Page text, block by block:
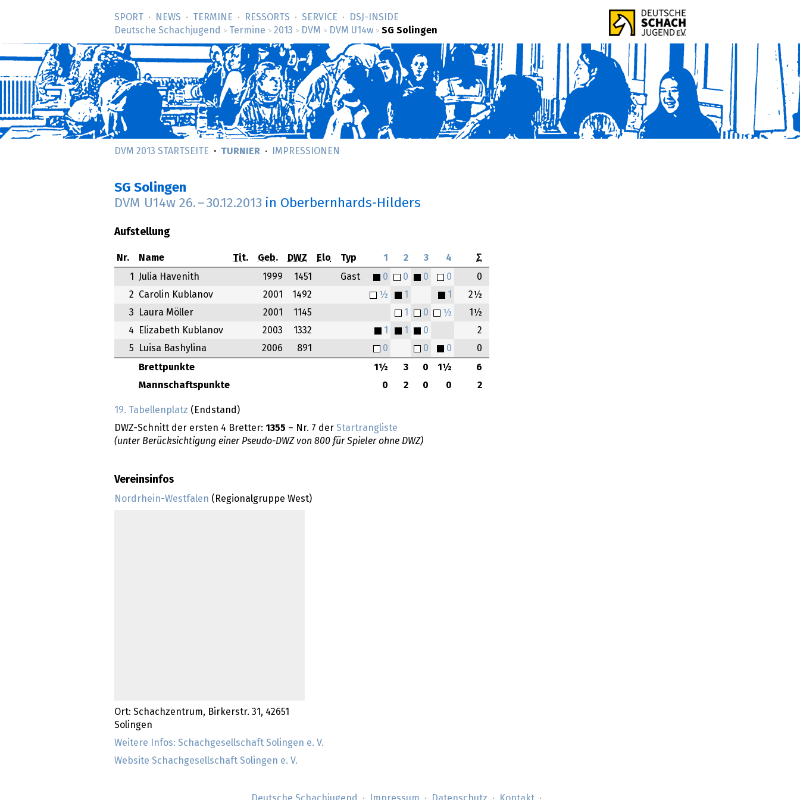
SPORT NEWS TERMINE RESSORTS SERVICE
DSJ-­INSIDE
Deutsche Schachjugend
> Termine > 2013 > DVM > DVM U14w > SG Solingen
DVM 2013 STARTSEITE TURNIER IMPRESSIONEN
SG Solingen
DVM U14w 26. –30.12.2013 in Oberbernhards-Hilders
Aufstellung
Nr. Name Tit. Geb. DWZ Elo Typ 1 2 3 4 Σ
Brettpunkte 1½ 3 0 1½
6
Mannschaftspunkte
0 2 0 0 2
1 Julia Havenith 1999 1451 Gast 0 0 0 0
0
2
Carolin Kublanov 2001 1492 ½ 1 1
2½
3
Laura Möller 2001 1145 1 0 ½
1½
4
Elizabeth Kublanov 2003 1332 1 1 0
2
5
Luisa Bashylina 2006 891 0 0 0 0
19. Tabellenplatz (Endstand)
DWZ-Schnitt der ersten 4 Bretter: 1355 – Nr. 7 der Startrangliste
(unter Berücksichtigung einer Pseudo-DWZ von 800 für Spieler ohne DWZ)
Vereinsinfos
Nordrhein-Westfalen (Regionalgruppe West)
Ort: Schachzentrum, Birkerstr. 31, 42651
Solingen
Weitere Infos: Schachgesellschaft Solingen e. V.
Website Schachgesellschaft Solingen e. V.